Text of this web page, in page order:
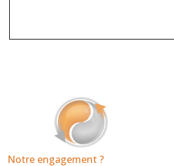
Notre engagement ?